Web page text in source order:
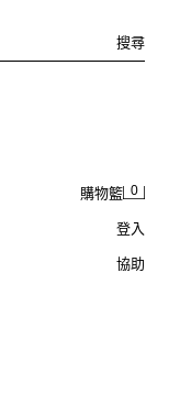
搜尋
購物籃 0
登入
協助